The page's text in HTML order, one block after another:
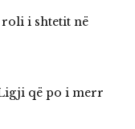
roli i shtetit në
që po i merr